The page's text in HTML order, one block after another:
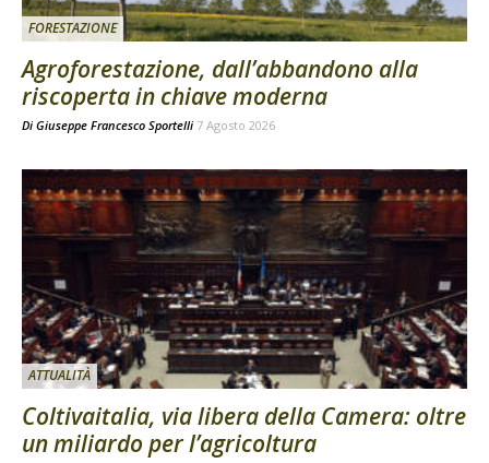
FORESTAZIONE
Agroforestazione, dall’abbandono alla
riscoperta in chiave moderna
Di Giuseppe Francesco Sportelli 7 Agosto 2026
ATTUALITÀ
Coltivaitalia, via libera della Camera: oltre
un miliardo per l’agricoltura